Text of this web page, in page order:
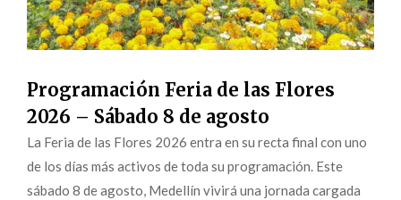
Programación Feria de las Flores
2026 – Sábado 8 de agosto
La Feria de las Flores 2026 entra en su recta final con uno
de los días más activos de toda su programación. Este
sábado 8 de agosto, Medellín vivirá una jornada cargada